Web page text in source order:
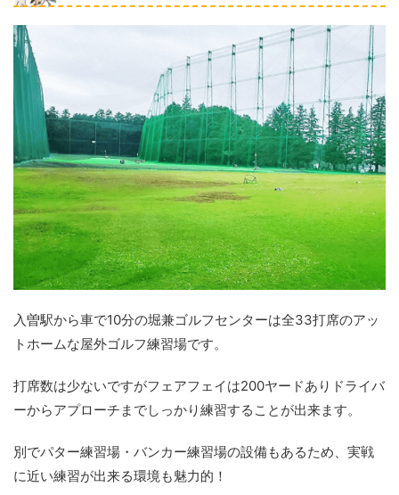
入曽駅から車で10分の堀兼ゴルフセンターは全33打席のアッ
トホームな屋外ゴルフ練習場です。
打席数は少ないですがフェアフェイは200ヤードありドライバ
ーからアプローチまでしっかり練習することが出来ます。
別でパター練習場・バンカー練習場の設備もあるため、実戦
に近い練習が出来る環境も魅力的！